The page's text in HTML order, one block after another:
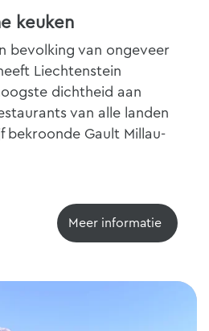
keuken
bevolking van ongeveer
Liechtenstein
dichtheid aan
van alle landen
bekroonde Gault Millau-
Meer informatie